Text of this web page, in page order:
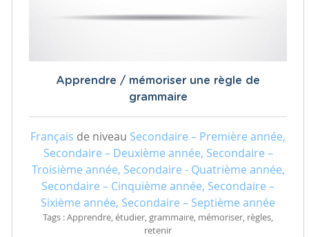
Apprendre / mémoriser une règle de
grammaire
Français de niveau Secondaire – Première année,
Secondaire – Deuxième année, Secondaire –
Troisième année, Secondaire - Quatrième année,
Secondaire – Cinquième année, Secondaire –
Sixième année, Secondaire – Septième année
Tags : Apprendre, étudier, grammaire, mémoriser, règles,
retenir